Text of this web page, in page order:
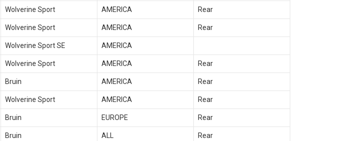
Wolverine Sport AMERICA Rear
Wolverine Sport AMERICA Rear
Wolverine Sport SE AMERICA
Wolverine Sport AMERICA Rear
Bruin AMERICA Rear
Wolverine Sport AMERICA Rear
Bruin EUROPE Rear
Bruin ALL Rear